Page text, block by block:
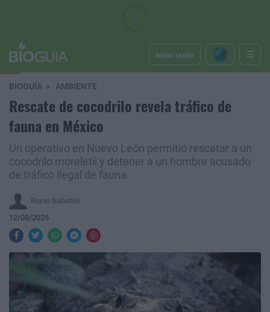
Iniciar sesión
BIOGUÍA AMBIENTE
Rescate de cocodrilo revela tráfico de
fauna en México
Un operativo en Nuevo León permitió rescatar a un
cocodrilo moreletii y detener a un hombre acusado
de tráfico ilegal de fauna.
Rocio Sabatini
12/08/2025